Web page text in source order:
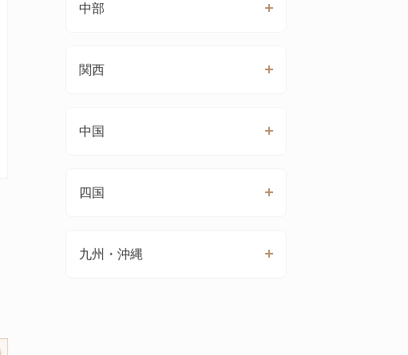
中部
関西
中国
四国
九州・沖縄